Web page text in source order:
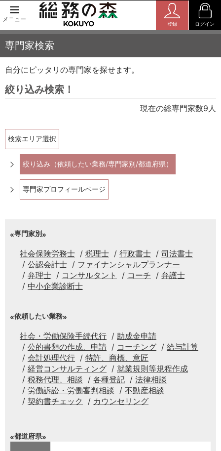
メニュー
登録 ログイン
専門家検索
自分にピッタリの専門家を探せます。
絞り込み検索！
現在の総専門家数9人
検索エリア選択
絞り込み（依頼したい業務/専門家別/都道府県）
専門家プロフィールページ
専門家別
社会保険労務士 税理士 行政書士
司法書士
公認会計士
ファイナンシャルプランナー
弁理士
コンサルタント コーチ
弁護士
中小企業診断士
依頼したい業務
社会・労働保険手続代行
助成金申請
公的書類の作成、申請
コーチング
給与計算
会計処理代行
特許、商標、意匠
経営コンサルティング
就業規則等規程作成
税務代理、相談
各種登記
法律相談
労働訴訟・労働審判相談
不動産相談
契約書チェック
カウンセリング
都道府県